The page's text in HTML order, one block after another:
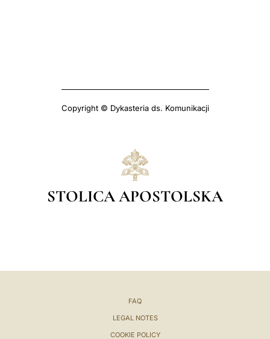
Copyright © Dykasteria ds. Komunikacji
STOLICA APOSTOLSKA
FAQ
LEGAL NOTES
COOKIE POLICY